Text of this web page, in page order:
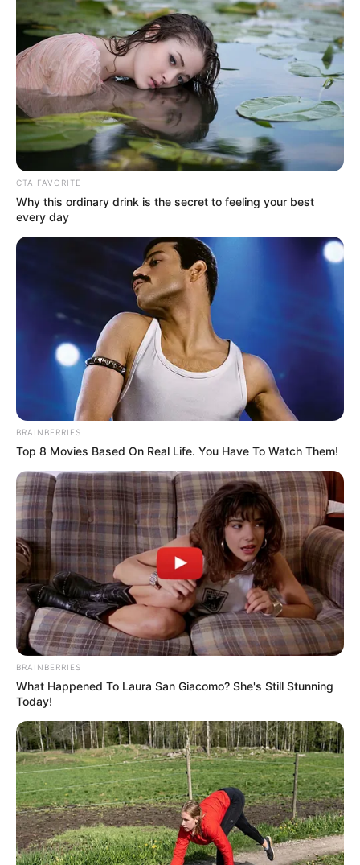
ΤΑΥΤΟΤΗΤΑ ΚΑΙ ΕΠΙΚΟΙΝΩΝΙΑ ΟΡΟΙ ΧΡΗΣΗΣ
CTA FAVORITE
Why this ordinary drink is the secret to feeling your best
every day
BRAINBERRIES
Top 8 Movies Based On Real Life. You Have To Watch Them!
BRAINBERRIES
What Happened To Laura San Giacomo? She's Still Stunning
Today!